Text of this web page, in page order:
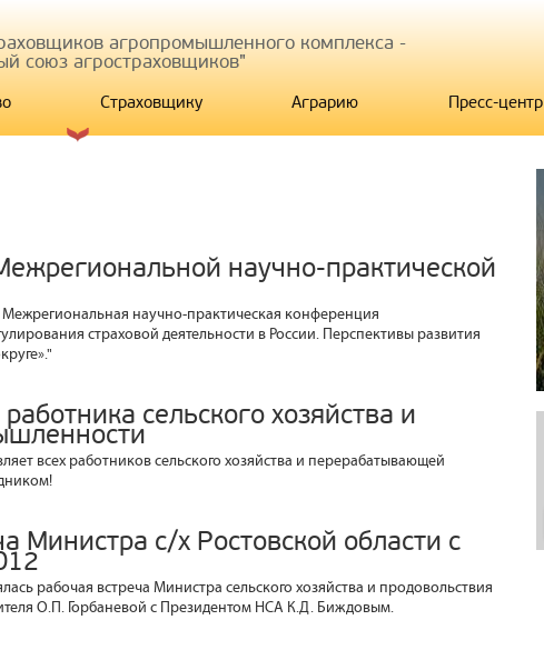
агропромышленного комплекса -
союз агростраховщиков"
Страховщику Аграрию Пресс-центр
научно-практической
Межрегиональная научно-практическая конференция
страховой деятельности в России. Перспективы развития
сельского хозяйства и
всех работников сельского хозяйства и перерабатывающей
Министра с/х Ростовской области с
рабочая встреча Министра сельского хозяйства и продовольствия
О.П. Горбаневой с Президентом НСА К.Д. Биждовым.